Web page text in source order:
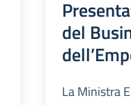
del
La Ministra